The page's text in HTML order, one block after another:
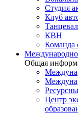
Студия
Клуб
КВН
Команда
Общая
Центр